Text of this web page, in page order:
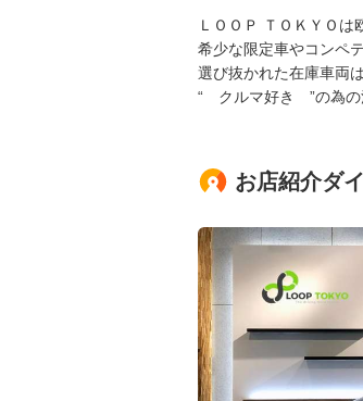
ＬＯＯＰ ＴＯＫＹＯは
希少な限定車やコンペ
選び抜かれた在庫車両
“ クルマ好き ”の為の
お店紹介ダ